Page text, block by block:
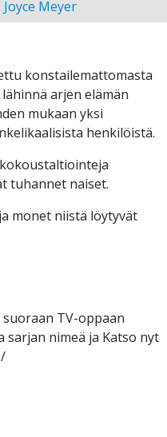
Meyer
konstailemattomasta
arjen elämän
mukaan yksi
henkilöistä.
tuhannet naiset.
monet niistä löytyvät
TV-oppaan
sarjan nimeä ja Katso nyt